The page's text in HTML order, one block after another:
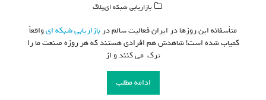
بازاریابی شبکه ای,بلاگ
متأسفانه این روزها در ایران فعالیت سالم در بازاریابی شبکه ایواقعاً
کمیاب شده است! شاهدش هم افرادی هستند که هر روزه صنعت ما را
ترک می کنند و از
ادامه مطلب